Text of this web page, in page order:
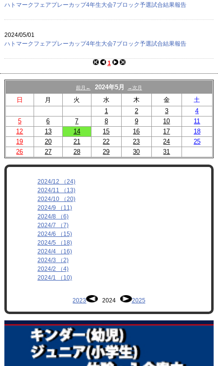
ハトマークフェアプレーカップ4年生大会7ブロック予選試合結果報告
2024/05/01
ハトマークフェアプレーカップ4年生大会7ブロック予選試合結果報告
1
前月← 2024年5月 →次月
日 月 火 水 木 金
土
1
2 3
4
5
6 7 8 9 10
11
12
13 14 15 16 17
18
19
20 21 22 23 24
25
26
27 28 29 30 31
2024/12 （24)
2024/11 （13)
2024/10 （20)
2024/9 （11)
2024/8 （6)
2024/7 （7)
2024/6 （15)
2024/5 （18)
2024/4 （16)
2024/3 （2)
2024/2 （4)
2024/1 （10)
2023 2024 2025